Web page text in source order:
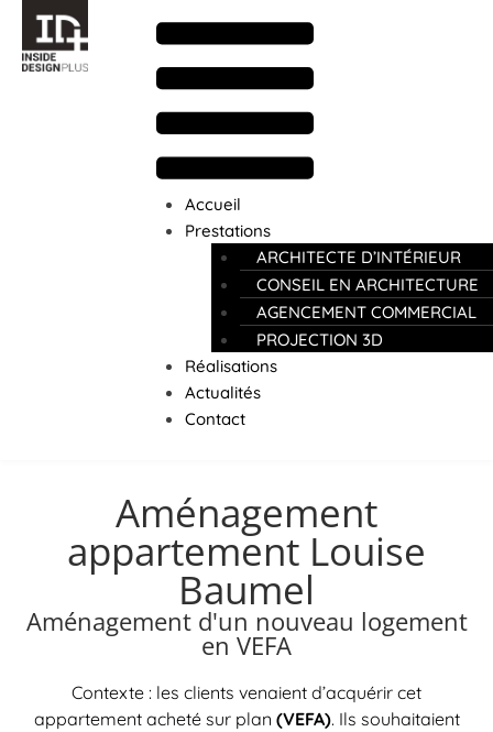
Accueil
Prestations
ARCHITECTE D’INTÉRIEUR
CONSEIL EN ARCHITECTURE
AGENCEMENT COMMERCIAL
PROJECTION 3D
Réalisations
Actualités
Contact
Aménagement
appartement Louise
Baumel
Aménagement d'un nouveau logement
en VEFA
Contexte : les clients venaient d’acquérir cet
appartement acheté sur plan (VEFA). Ils souhaitaient